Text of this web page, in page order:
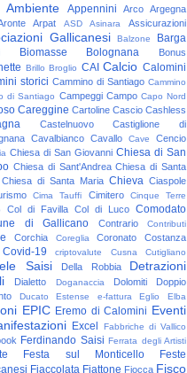
Ambiente Appennini Arco Argegna
Arpat ASD Asinara Assicurazioni
Gallicanesi Balzone Barga
Biomasse Bolognana Bonus
Brillo Broglio CAI Calcio Calomini
storici Cammino di Santiago Cammino
di Santiago Campeggi Campo Capo Nord
Careggine Cartoline Cascio Cashless
Castelnuovo
Castiglione di
Cavalbianco Cavallo Cave Cencio
Chiesa di San Giovanni Chiesa di San
Chiesa di Sant'Andrea Chiesa di Santa
Chiesa di Santa Maria Chieva Ciaspole
Cima Tauffi Cimitero
Cinque Terre
Col di Favilla Col di Luco Comodato
di Gallicano
Contrario Contributi
Corchia Coreglia Coronato
Costanza
Covid-19 criptovalute Cusna Cutigliano
Saisi Della Robbia
Detrazioni
Dialetto Doganaccia Dolomiti
Doppio
Ducato Estense e-fattura Eglio Elba
EPIC Eremo di Calomini Eventi
Excel Fabbriche di Vallico
Ferdinando Saisi Ferrata degli Artisti
Festa sul Monticello
Feste
Fiaccolata Fiattone Fiocca Fisco